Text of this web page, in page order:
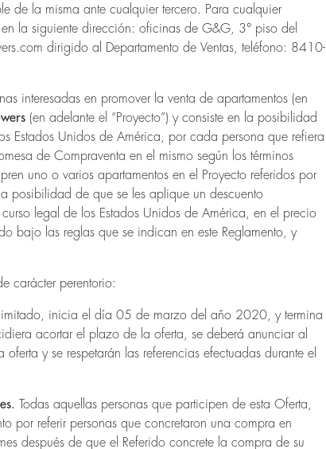
la misma ante cualquier tercero. Para cualquier
la siguiente dirección: oficinas de G&G, 3° piso del
dirigido al Departamento de Ventas, teléfono: 8410-
interesadas en promover la venta de apartamentos (en
(en adelante el “Proyecto”) y consiste en la posibilidad
Unidos de América, por cada persona que refiera
de Compraventa en el mismo según los términos
uno o varios apartamentos en el Proyecto referidos por
la posibilidad de que se les aplique un descuento
legal de los Estados Unidos de América, en el precio
bajo las reglas que se indican en este Reglamento, y
carácter perentorio:
inicia el día 05 de marzo del año 2020, y termina
acortar el plazo de la oferta, se deberá anunciar al
y se respetarán las referencias efectuadas durante el
Todas aquellas personas que participen de esta Oferta,
por referir personas que concretaron una compra en
después de que el Referido concrete la compra de su